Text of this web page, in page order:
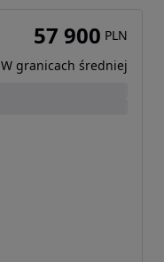
57 900 PLN
W granicach średniej